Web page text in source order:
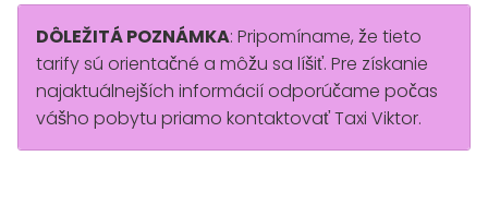
DÔLEŽITÁ POZNÁMKA: Pripomíname, že tieto
tarify sú orientačné a môžu sa líšiť. Pre získanie
najaktuálnejších informácií odporúčame počas
vášho pobytu priamo kontaktovať Taxi Viktor.